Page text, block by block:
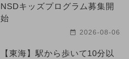
NSDキッズプログラム募集開
始
2026-08-06
【東海】駅から歩いて10分以